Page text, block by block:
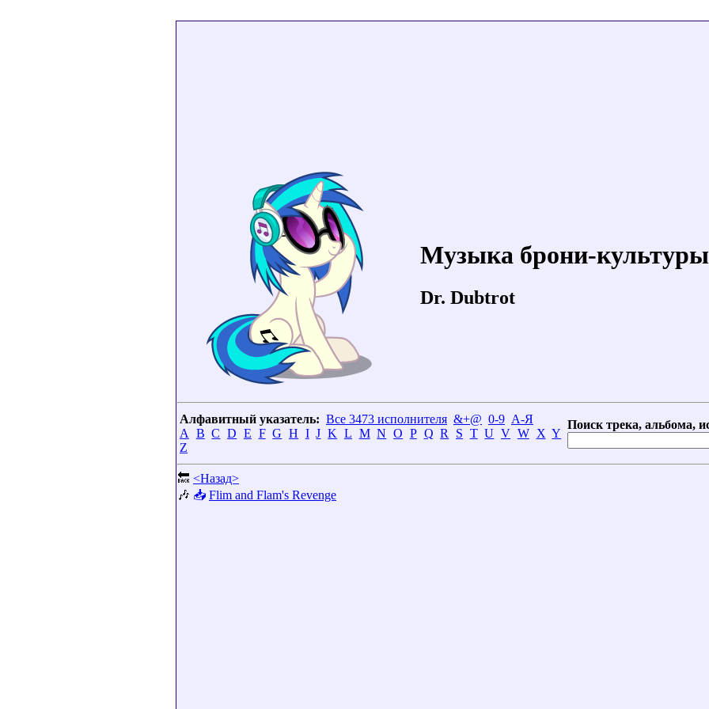
Музыка брони-культуры
Dr. Dubtrot
Алфавитный указатель: Все 3473 исполнителя &+@ 0-9 А-Я
A
B C D E F G H I J K L M N O P Q R S T U V W X Y
Z
Поиск трека, альбома,
🔙 <Назад>
🎶 📥 Flim and Flam's Revenge